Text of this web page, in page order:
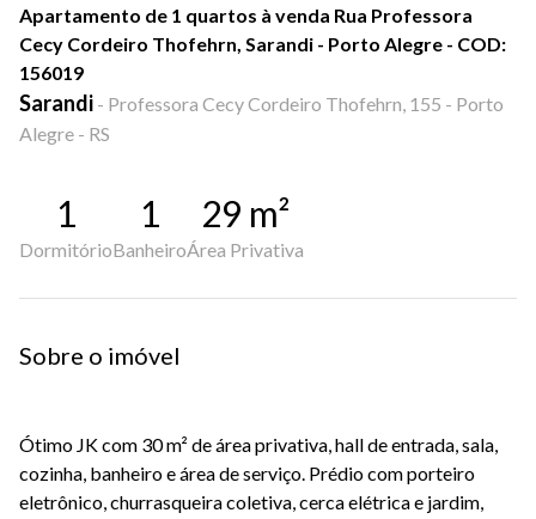
Apartamento de 1 quartos à venda Rua Professora
Cecy Cordeiro Thofehrn, Sarandi - Porto Alegre - COD:
156019
Sarandi - Professora Cecy Cordeiro Thofehrn, 155 - Porto
Alegre - RS
1
Dormitório
1
Banheiro
29 m²
Área Privativa
Sobre o imóvel
Ótimo JK com 30 m² de área privativa, hall de entrada, sala,
cozinha, banheiro e área de serviço. Prédio com porteiro
eletrônico, churrasqueira coletiva, cerca elétrica e jardim,